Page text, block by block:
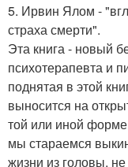
5. Ирвин Ялом -
страха смерти".
Эта книга - новый
психотерапевта и
поднятая в этой
выносится на
той или иной
мы стараемся
жизни из головы,